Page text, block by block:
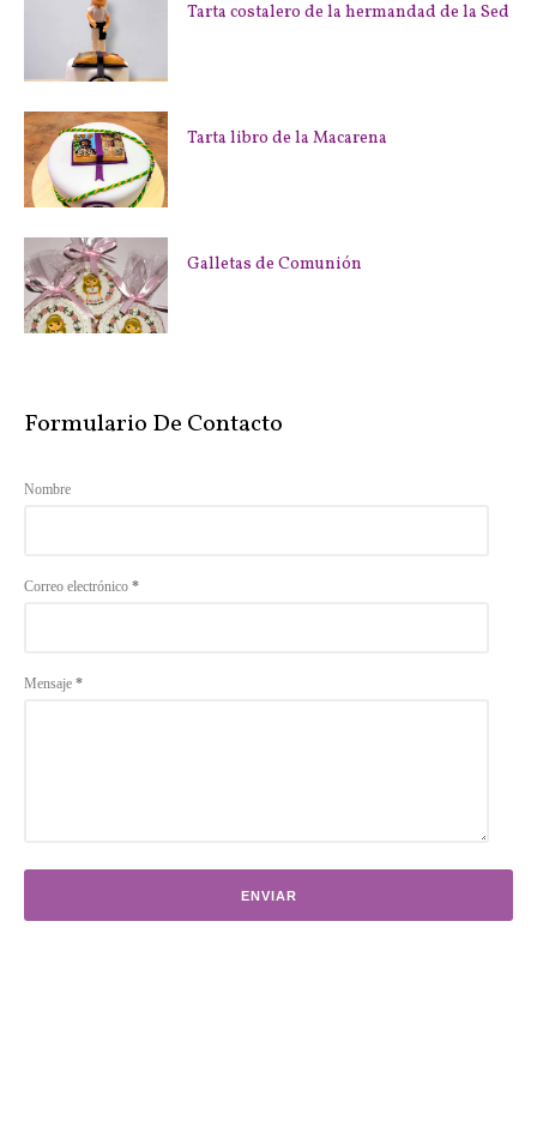
Tarta costalero de la hermandad de la Sed
Tarta libro de la Macarena
Galletas de Comunión
Formulario De Contacto
Nombre
Correo electrónico *
Mensaje *